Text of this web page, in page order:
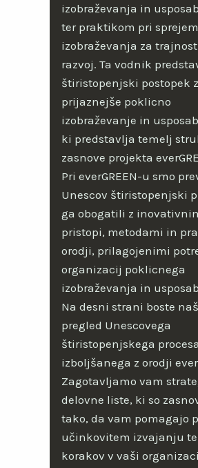
izobraževanja in
ter praktikom pri
izobraževanja za
razvoj. Ta vodnik
štiristopenjski postopek
prijaznejše poklicno
izobraževanje in
ki predstavlja temelj
zasnove projekta
Pri everGREEN-u smo
Unescov štiristopenjski
ga obogatili z
pristopi, metodami in
orodji, prilagojenimi
organizacij poklicnega
izobraževanja in
Na desni strani boste
pregled Unescovega
štiristopenjskega
izboljšanega z orodji
Zagotavljamo vam
delovne liste, ki so
tako, da vam pomagajo
učinkovitem izvajanju
korakov v vaši